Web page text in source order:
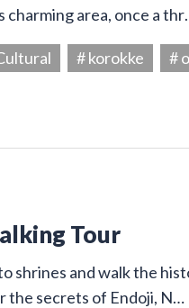
charming area, once a
# korokke
#
Tour
shrines and walk the
the secrets of Endoji, N…